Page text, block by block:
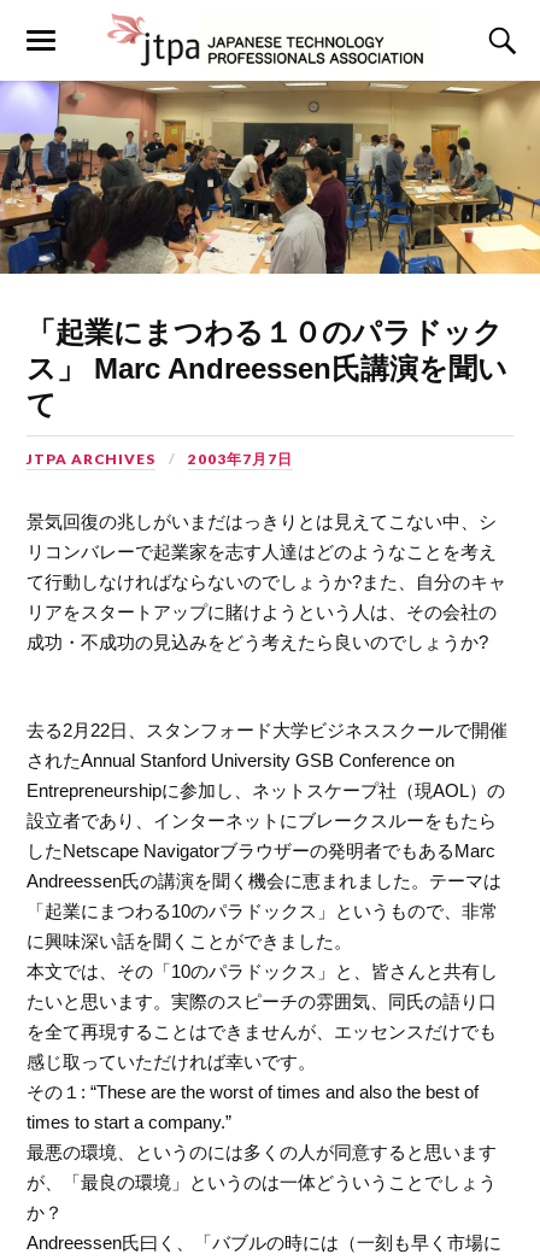
「起業にまつわる１０のパラドック
ス」 Marc Andreessen氏講演を聞い
て
JTPA ARCHIVES 2003年7月7日
景気回復の兆しがいまだはっきりとは見えてこない中、シ
リコンバレーで起業家を志す人達はどのようなことを考え
て行動しなければならないのでしょうか?また、自分のキャ
リアをスタートアップに賭けようという人は、その会社の
成功・不成功の見込みをどう考えたら良いのでしょうか?
去る2月22日、スタンフォード大学ビジネススクールで開催
されたAnnual Stanford University GSB Conference on
Entrepreneurshipに参加し、ネットスケープ社（現AOL）の
設立者であり、インターネットにブレークスルーをもたら
したNetscape Navigatorブラウザーの発明者でもあるMarc
Andreessen氏の講演を聞く機会に恵まれました。テーマは
「起業にまつわる10のパラドックス」というもので、非常
に興味深い話を聞くことができました。
本文では、その「10のパラドックス」と、皆さんと共有し
たいと思います。実際のスピーチの雰囲気、同氏の語り口
を全て再現することはできませんが、エッセンスだけでも
感じ取っていただければ幸いです。
その１: “These are the worst of times and also the best of
times to start a company.”
最悪の環境、というのには多くの人が同意すると思います
が、「最良の環境」というのは一体どういうことでしょう
か？
Andreessen氏曰く、「バブルの時には（一刻も早く市場に